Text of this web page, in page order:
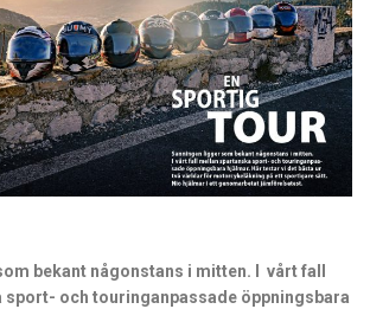
bekant någonstans i mitten. I vårt fall
sport- och touringanpassade öppningsbara